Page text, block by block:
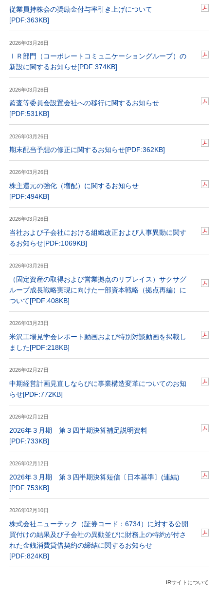
従業員持株会の奨励金付与率引き上げについて
[PDF:363KB]
2026年03月26日
ＩＲ部門（コーポレートコミュニケーショングループ）の
新設に関するお知らせ[PDF:374KB]
2026年03月26日
監査等委員会設置会社への移行に関するお知らせ
[PDF:531KB]
2026年03月26日
期末配当予想の修正に関するお知らせ[PDF:362KB]
2026年03月26日
株主還元の強化（増配）に関するお知らせ
[PDF:494KB]
2026年03月26日
当社および子会社における組織改正および人事異動に関す
るお知らせ[PDF:1069KB]
2026年03月26日
（固定資産の取得および営業拠点のリプレイス）サクサグ
ループ成長戦略実現に向けた一部資本戦略（拠点再編）に
ついて[PDF:408KB]
2026年03月23日
米沢工場見学会レポート動画および特別対談動画を掲載し
ました[PDF:218KB]
2026年02月27日
中期経営計画見直しならびに事業構造変革についてのお知
らせ[PDF:772KB]
2026年02月12日
2026年３月期 第３四半期決算補足説明資料
[PDF:733KB]
2026年02月12日
2026年３月期 第３四半期決算短信〔日本基準〕(連結)
[PDF:753KB]
2026年02月10日
株式会社ニューテック（証券コード：6734）に対する公開
買付けの結果及び子会社の異動並びに財務上の特約が付さ
れた金銭消費貸借契約の締結に関するお知らせ
[PDF:824KB]
IRサイトについて